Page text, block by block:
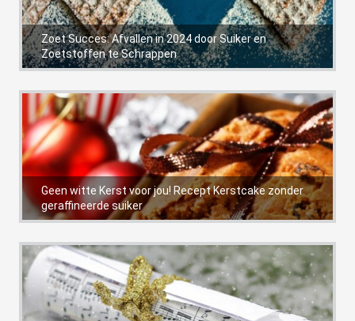
Zoet Succes: Afvallen in 2024 door Suiker en
Zoetstoffen te Schrappen
Geen witte Kerst voor jou! Recept Kerstcake zonder
geraffineerde suiker